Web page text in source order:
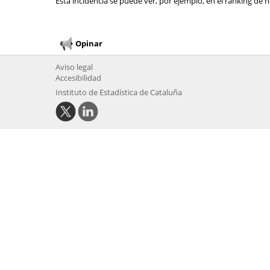
Opinar
Aviso legal
Accesibilidad
Instituto de Estadística de Cataluña